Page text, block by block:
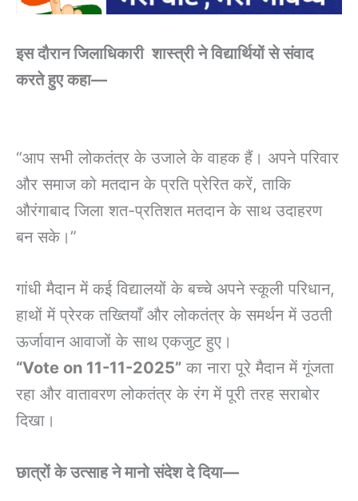
इस दौरान जिलाधिकारी शास्त्री ने विद्यार्थियों से संवाद
करते हुए कहा—
“आप सभी लोकतंत्र के उजाले के वाहक हैं। अपने परिवार
और समाज को मतदान के प्रति प्रेरित करें, ताकि
औरंगाबाद जिला शत-प्रतिशत मतदान के साथ उदाहरण
बन सके।”
गांधी मैदान में कई विद्यालयों के बच्चे अपने स्कूली परिधान,
हाथों में प्रेरक तख्तियाँ और लोकतंत्र के समर्थन में उठती
ऊर्जावान आवाजों के साथ एकजुट हुए।
“Vote on 11-11-2025” का नारा पूरे मैदान में गूंजता
रहा और वातावरण लोकतंत्र के रंग में पूरी तरह सराबोर
दिखा।
छात्रों के उत्साह ने मानो संदेश दे दिया—